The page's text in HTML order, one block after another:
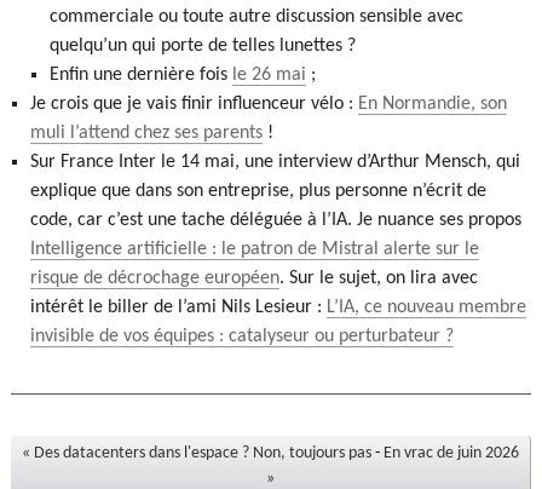
commerciale ou toute autre discussion sensible avec
quelqu’un qui porte de telles lunettes ?
Enfin une dernière fois le 26 mai ;
Je crois que je vais finir influenceur vélo : En Normandie, son
muli l’attend chez ses parents!
Sur France Inter le 14 mai, une interview d’Arthur Mensch, qui
explique que dans son entreprise, plus personne n’écrit de
code, car c’est une tache déléguée à l’IA. Je nuance ses propos
Intelligence artificielle : le patron de Mistral alerte sur le
risque de décrochage européen. Sur le sujet, on lira avec
intérêt le biller de l’ami Nils Lesieur : L’IA, ce nouveau membre
invisible de vos équipes : catalyseur ou perturbateur ?
« Des datacenters dans l'espace ? Non, toujours pas - En vrac de juin 2026
»